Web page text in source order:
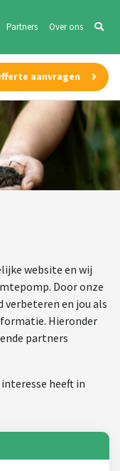
Partners Over ons
aanvragen
website en wij
Door onze
verbeteren en jou als
Hieronder
partners
heeft in